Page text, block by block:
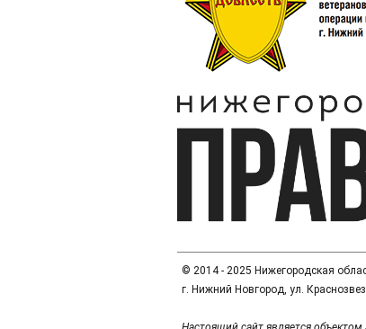
© 2014 - 2025 Нижегородская
г. Нижний Новгород, ул.